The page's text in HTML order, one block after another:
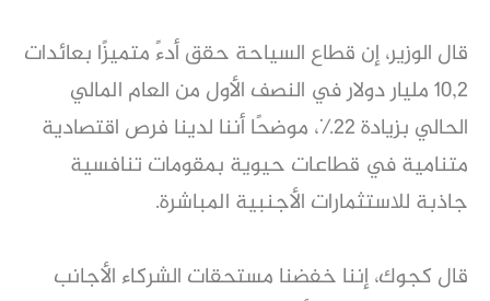
قال الوزير، إن قطاع السياحة حقق أدءً متميزًا بعائدات
١٠,٢ مليار دولار في النصف الأول من العام المالي
الحالي بزيادة ٢٢٪، موضحًا أننا لدينا فرص اقتصادية
متنامية في قطاعات حيوية بمقومات تنافسية
جاذبة للاستثمارات الأجنبية المباشرة.
قال كجوك، إننا خفضنا مستحقات الشركاء الأجانب